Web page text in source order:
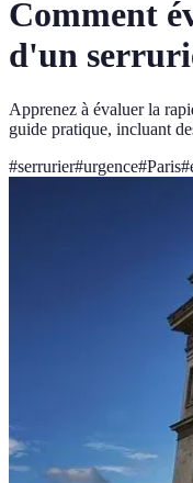
Comment
d'un
Apprenez à évaluer la
guide pratique, incluant
#serrurier#urgence#Paris#